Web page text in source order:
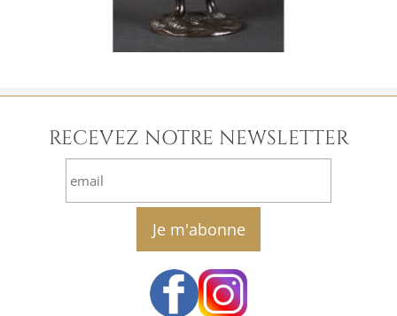
RECEVEZ NOTRE NEWSLETTER
email